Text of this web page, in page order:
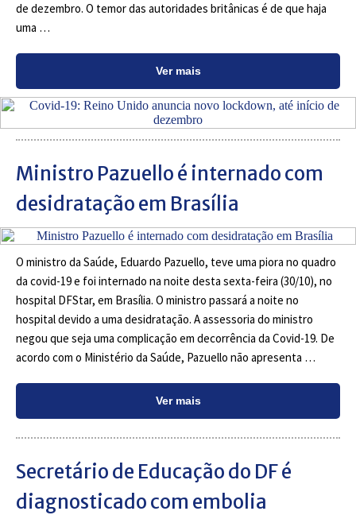
de dezembro. O temor das autoridades britânicas é de que haja
uma …
Ver mais
Ministro Pazuello é internado com
desidratação em Brasília
O ministro da Saúde, Eduardo Pazuello, teve uma piora no quadro
da covid-19 e foi internado na noite desta sexta-feira (30/10), no
hospital DFStar, em Brasília. O ministro passará a noite no
hospital devido a uma desidratação. A assessoria do ministro
negou que seja uma complicação em decorrência da Covid-19. De
acordo com o Ministério da Saúde, Pazuello não apresenta …
Ver mais
Secretário de Educação do DF é
diagnosticado com embolia